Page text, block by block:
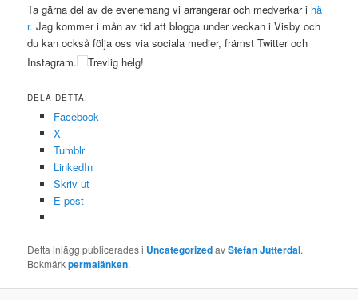
Ta gärna del av de evenemang vi arrangerar och medverkar i hä
r. Jag kommer i mån av tid att blogga under veckan i Visby och
du kan också följa oss via sociala medier, främst Twitter och
Instagram.
Trevlig helg!
DELA DETTA:
Facebook
X
Tumblr
LinkedIn
Skriv ut
E-post
Detta inlägg publicerades i UncategorizedavStefan Jutterdal.
Bokmärkpermalänken.